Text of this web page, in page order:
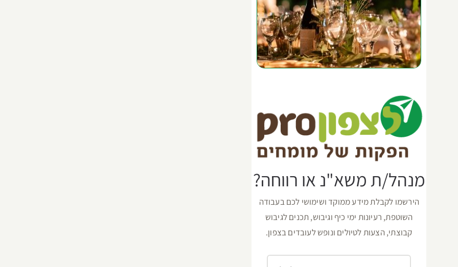
מנהל/ת משא"נ או רווחה?
הירשמו לקבלת מידע ממוקד ושימושי לכם בעבודה
השוטפת, רעיונות ימי כיף וגיבוש, תכנים לגיבוש
קבוצתי, הצעות לטיולים ונופש לעובדים בצפון.